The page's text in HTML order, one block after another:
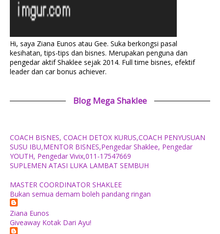
Hi, saya Ziana Eunos atau Gee. Suka berkongsi pasal
kesihatan, tips-tips dan bisnes. Merupakan penguna dan
pengedar aktif Shaklee sejak 2014. Full time bisnes, efektif
leader dan car bonus achiever.
Blog Mega Shaklee
COACH BISNES, COACH DETOX KURUS,COACH PENYUSUAN
SUSU IBU,MENTOR BISNES,Pengedar Shaklee, Pengedar
YOUTH, Pengedar Vivix,011-17547669
SUPLEMEN ATASI LUKA LAMBAT SEMBUH
MASTER COORDINATOR SHAKLEE
Bukan semua demam boleh pandang ringan
Ziana Eunos
Giveaway Kotak Dari Ayu!